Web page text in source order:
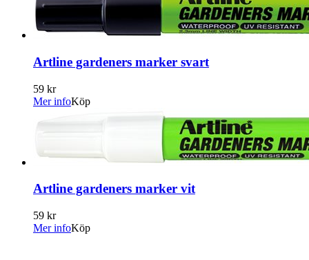
Artline gardeners marker svart
59 kr
Mer infoKöp
Artline gardeners marker vit
59 kr
Mer infoKöp